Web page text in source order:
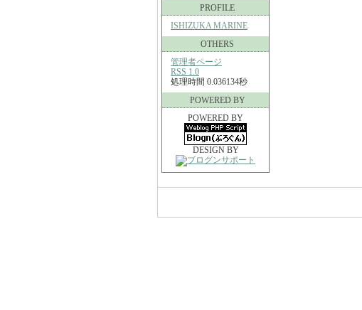
PROFILE
ISHIZUKA MARINE
OTHERS
管理者ページ
RSS 1.0
処理時間 0.036134秒
POWERED BY
POWERED BY
DESIGN BY